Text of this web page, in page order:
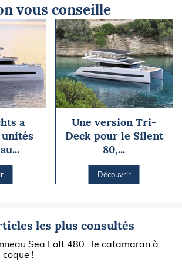
vous conseille
a
Une version Tri-
Deck pour le Silent
80,...
Découvrir
les plus consultés
Sea Loft 480 : le catamaran à
coque !